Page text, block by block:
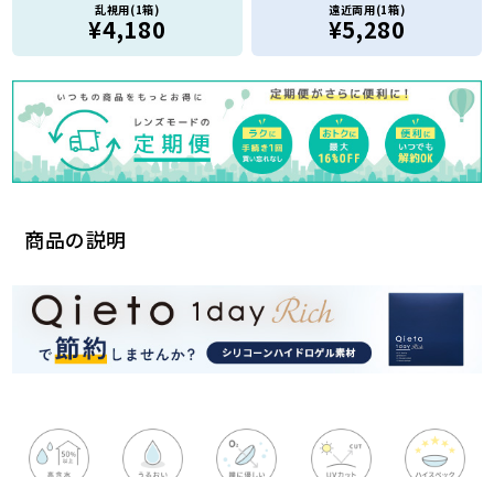
商品の説明
乱視用(1箱)
¥4,180
遠近両用(1箱)
¥5,280